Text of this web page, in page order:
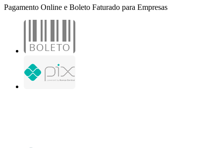
Pagamento Online e Boleto Faturado para Empresas